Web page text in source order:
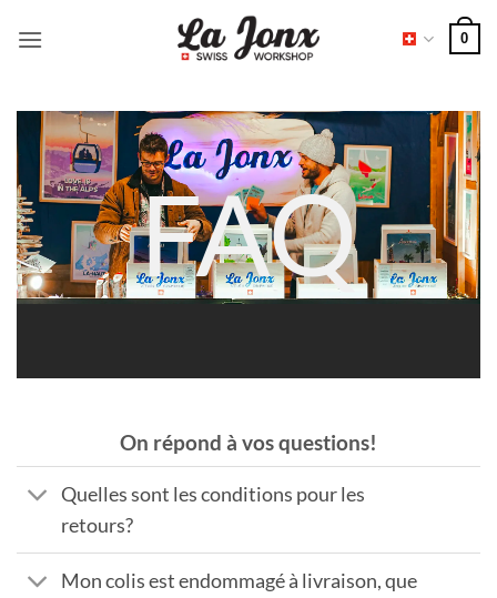
0
FAQ
On répond à vos questions!
Quelles sont les conditions pour les
retours?
Mon colis est endommagé à livraison, que